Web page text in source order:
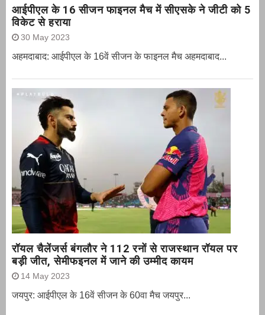
आईपीएल के 16 सीजन फाइनल मैच में सीएसके ने जीटी को 5
विकेट से हराया
30 May 2023
अहमदाबाद: आईपीएल के 16वें सीजन के फाइनल मैच अहमदाबाद...
रॉयल चैलेंजर्स बंगलौर ने 112 रनों से राजस्थान रॉयल पर
बड़ी जीत, सेमीफइनल में जाने की उम्मीद कायम
14 May 2023
जयपुर: आईपीएल के 16वें सीजन के 60वा मैच जयपुर...